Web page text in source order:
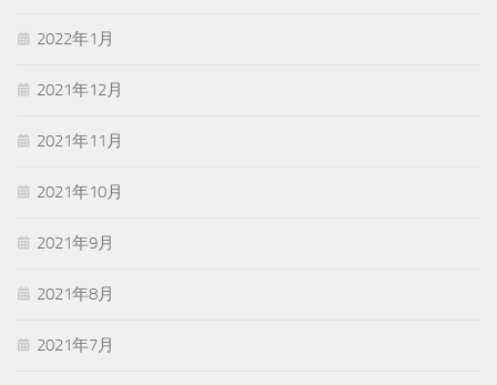
2022年1月
2021年12月
2021年11月
2021年10月
2021年9月
2021年8月
2021年7月